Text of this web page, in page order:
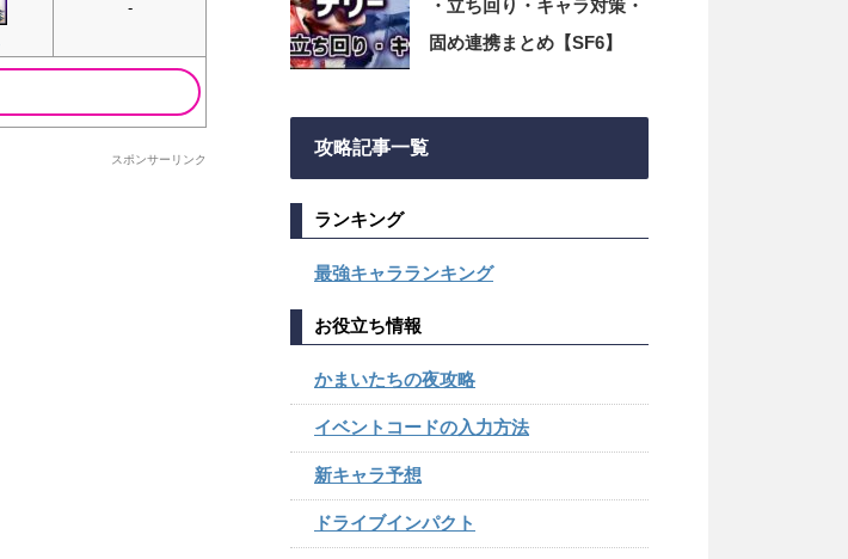
-
スポンサーリンク
・立ち回り・キャラ対策・
固め連携まとめ【SF6】
攻略記事一覧
ランキング
最強キャラランキング
お役立ち情報
かまいたちの夜攻略
イベントコードの入力方法
新キャラ予想
ドライブインパクト